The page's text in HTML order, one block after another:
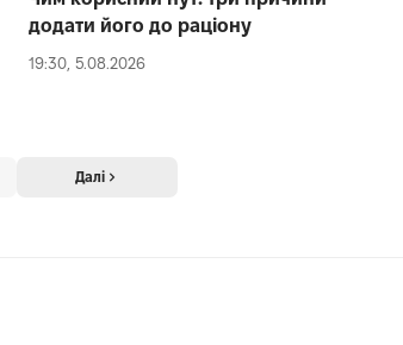
додати його до раціону
19:30, 5.08.2026
Далі